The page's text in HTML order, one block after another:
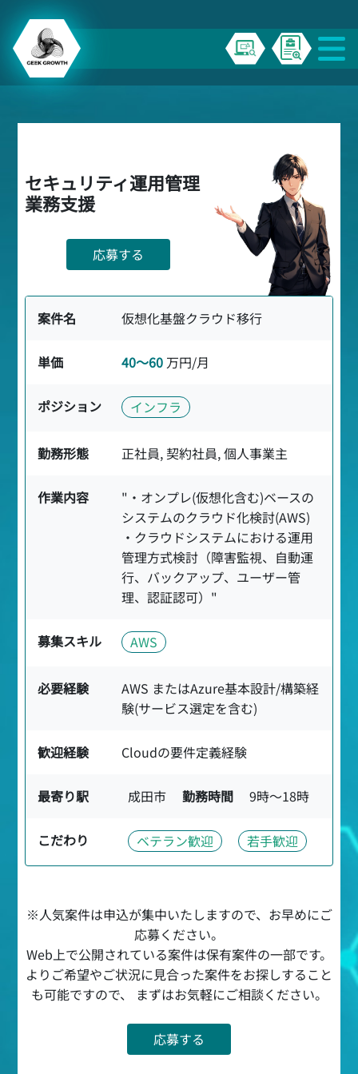
セキュリティ運用管理
業務支援
応募する
案件名 仮想化基盤クラウド移行
単価 40〜60 万円/月
ポジション インフラ
勤務形態 正社員, 契約社員, 個人事業主
作業内容
"・オンプレ(仮想化含む)ベースの
システムのクラウド化検討(AWS)
・クラウドシステムにおける運用
管理方式検討（障害監視、自動運
行、バックアップ、ユーザー管
理、認証認可）"
募集スキル AWS
必要経験
AWS またはAzure基本設計/構築経
験(サービス選定を含む)
歓迎経験 Cloudの要件定義経験
最寄り駅 成田市 勤務時間 9時〜18時
こだわり ベテラン歓迎 若手歓迎
※人気案件は申込が集中いたしますので、お早めにご
応募ください。
Web上で公開されている案件は保有案件の一部です。
よりご希望やご状況に見合った案件をお探しすること
も可能ですので、 まずはお気軽にご相談ください。
応募する